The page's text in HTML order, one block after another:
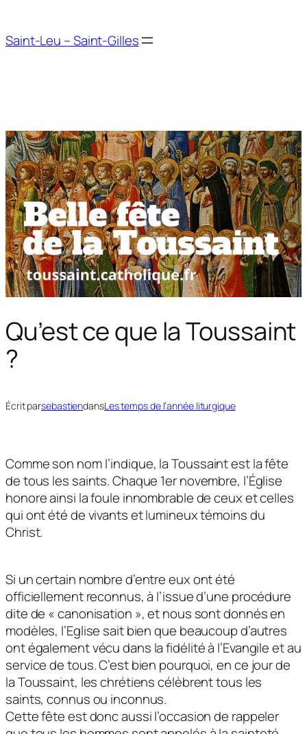
contenu
Saint-Leu – Saint-Gilles
Qu’est ce que la Toussaint
?
Écrit parsebastiendansLes temps de l’année liturgique
Comme son nom l’indique, la Toussaint est la fête
de tous les saints. Chaque 1er novembre, l’Église
honore ainsi la foule innombrable de ceux et celles
qui ont été de vivants et lumineux témoins du
Christ.
Si un certain nombre d’entre eux ont été
officiellement reconnus, à l’issue d’une procédure
dite de « canonisation », et nous sont donnés en
modèles, l’Eglise sait bien que beaucoup d’autres
ont également vécu dans la fidélité à l’Evangile et au
service de tous. C’est bien pourquoi, en ce jour de
la Toussaint, les chrétiens célèbrent tous les
saints, connus ou inconnus.
Cette fête est donc aussi l’occasion de rappeler